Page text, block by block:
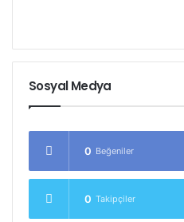
Sosyal Medya
0 Beğeniler
0 Takipçiler